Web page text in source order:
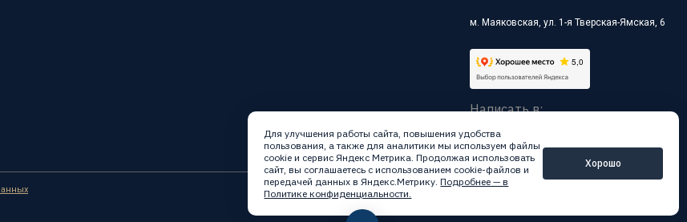
м. Маяковская, ул. 1-я Тверская-Ямская, 6
Написать в:
Для улучшения работы сайта, повышения удобства
пользования, а также для аналитики мы используем файлы
cookie и сервис Яндекс Метрика. Продолжая использовать
сайт, вы соглашаетесь с использованием cookie-файлов и
передачей данных в Яндекс.Метрику.Подробнее — в
Политике конфиденциальности.
Хорошо